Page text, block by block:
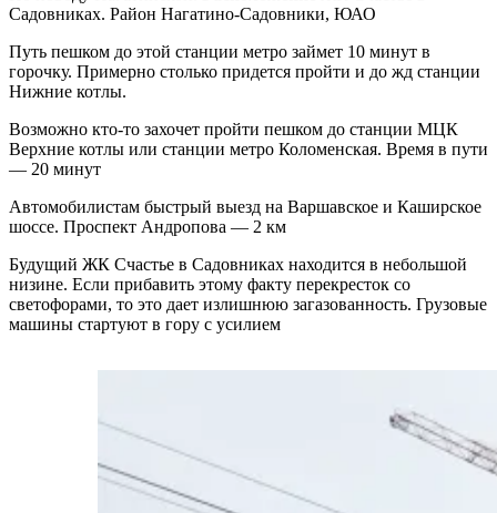
Садовниках. Район Нагатино-Садовники, ЮАО
Путь пешком до этой станции метро займет 10 минут в
горочку. Примерно столько придется пройти и до жд станции
Нижние котлы.
Возможно кто-то захочет пройти пешком до станции МЦК
Верхние котлы или станции метро Коломенская. Время в пути
— 20 минут
Автомобилистам быстрый выезд на Варшавское и Каширское
шоссе. Проспект Андропова — 2 км
Будущий ЖК Счастье в Садовниках находится в небольшой
низине. Если прибавить этому факту перекресток со
светофорами, то это дает излишнюю загазованность. Грузовые
машины стартуют в гору с усилием